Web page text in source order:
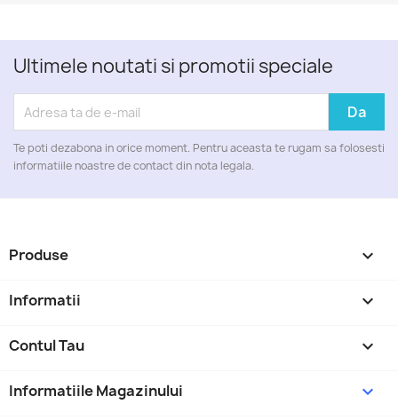
Ultimele noutati si promotii speciale
Te poti dezabona in orice moment. Pentru aceasta te rugam sa folosesti
informatiile noastre de contact din nota legala.
Produse 
Informatii 
Contul Tau 
Informatiile Magazinului keyboard_arrow_down